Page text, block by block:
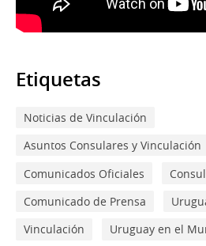
Etiquetas
Noticias de Vinculación
Asuntos Consulares y Vinculación
Comunicados Oficiales
Comunicado de Prensa
Vinculación
Uruguay en el